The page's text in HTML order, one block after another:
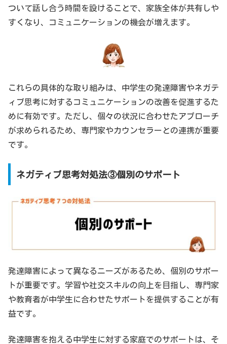
ついて話し合う時間を設けることで、家族全体が共有しや
すくなり、コミュニケーションの機会が増えます。
これらの具体的な取り組みは、中学生の発達障害やネガテ
ィブ思考に対するコミュニケーションの改善を促進するた
めに有効です。ただし、個々の状況に合わせたアプローチ
が求められるため、専門家やカウンセラーとの連携が重要
です。
ネガティブ思考対処法③個別のサポート
発達障害によって異なるニーズがあるため、個別のサポー
トが重要です。学習や社交スキルの向上を目指し、専門家
や教育者が中学生に合わせたサポートを提供することが有
益です。
発達障害を抱える中学生に対する家庭でのサポートは、そ